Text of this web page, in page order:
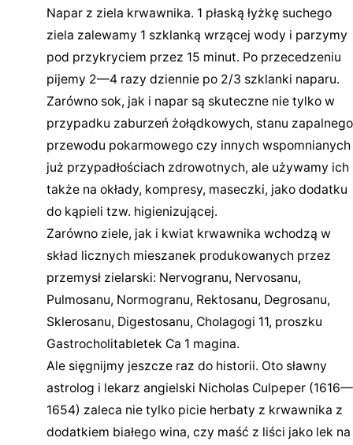
Napar z ziela krwawnika. 1 płaską łyżkę suchego
ziela zalewamy 1 szklanką wrzącej wody i parzymy
pod przykryciem przez 15 minut. Po przecedzeniu
pijemy 2—4 razy dziennie po 2/3 szklanki naparu.
Zarówno sok, jak i napar są skuteczne nie tylko w
przypadku zaburzeń żołądkowych, stanu zapalnego
przewodu pokarmowego czy innych wspomnianych
już przypadłościach zdrowotnych, ale używamy ich
także na okłady, kompresy, maseczki, jako dodatku
do kąpieli tzw. higienizującej.
Zarówno ziele, jak i kwiat krwawnika wchodzą w
skład licznych mieszanek produkowanych przez
przemysł zielarski: Nervogranu, Nervosanu,
Pulmosanu, Normogranu, Rektosanu, Degrosanu,
Sklerosanu, Digestosanu, Cholagogi 11, proszku
Gastrocholitabletek Ca 1 magina.
Ale sięgnijmy jeszcze raz do historii. Oto sławny
astrolog i lekarz angielski Nicholas Culpeper (1616—
1654) zaleca nie tylko picie herbaty z krwawnika z
dodatkiem białego wina, czy maść z liści jako lek na